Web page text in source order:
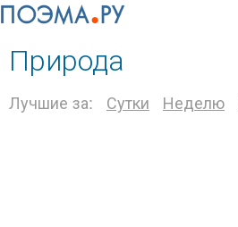
Природа
Лучшие за: Сутки Неделю